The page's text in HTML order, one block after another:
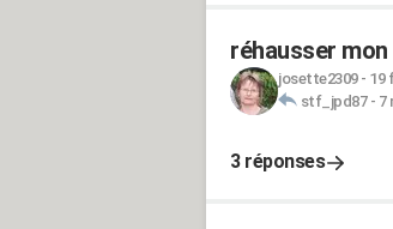
réhausser
josette2309- 19
stf_jpd87- 7
3 réponses